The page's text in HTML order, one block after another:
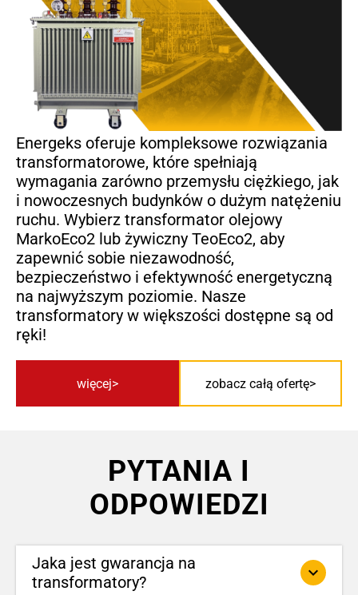
Energeks oferuje kompleksowe rozwiązania
transformatorowe, które spełniają
wymagania zarówno przemysłu ciężkiego, jak
i nowoczesnych budynków o dużym natężeniu
ruchu. Wybierz transformator olejowy
MarkoEco2 lub żywiczny TeoEco2, aby
zapewnić sobie niezawodność,
bezpieczeństwo i efektywność energetyczną
na najwyższym poziomie. Nasze
transformatory w większości dostępne są od
ręki!
więcej zobacz całą ofertę
PYTANIA I
ODPOWIEDZI
Jaka jest gwarancja na
transformatory?
keyboard_arrow_down